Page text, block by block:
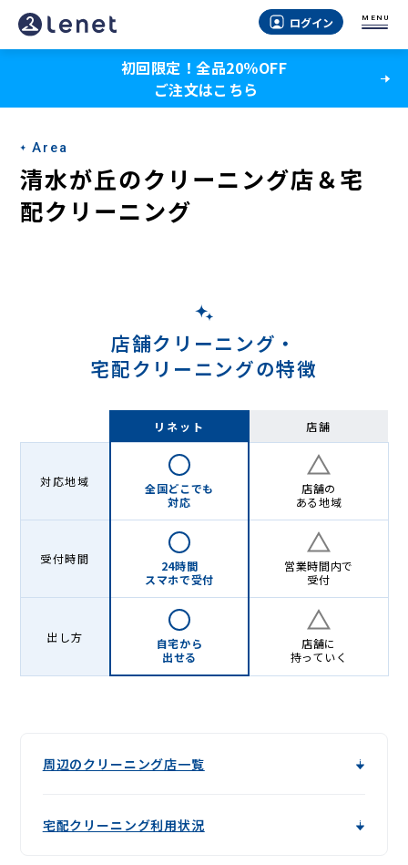
清
水
丘
の
宅
配
Lenet〈リ
ト〉
ログイン MENU
初回限定！全品20％OFF
ご注文はこちら
Area
清水が丘のクリーニング店＆宅
配クリーニング
店舗クリーニング・
宅配クリーニングの特徴
リネット 店舗
対応地域
全国どこでも
対応
店舗の
ある地域
受付時間
24時間
スマホで受付
営業時間内で
受付
出し方
自宅から
出せる
店舗に
持っていく
周辺のクリーニング店一覧
宅配クリーニング利用状況